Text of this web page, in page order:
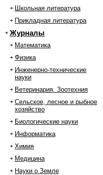
Школьная литература
Прикладная литература
Журналы
Математика
Физика
Инженерно-технические
науки
Ветеринария. Зоотехния
Сельское, лесное и рыбное
хозяйство
Биологические науки
Информатика
Химия
Медицина
Науки о Земле